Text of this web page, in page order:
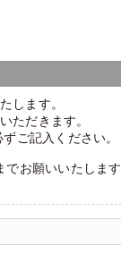
します。
ただきます。
ご記入ください。
お願いいたしま